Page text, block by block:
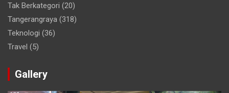
Tak Berkategori (20)
Tangerangraya (318)
Teknologi (36)
Travel (5)
Gallery